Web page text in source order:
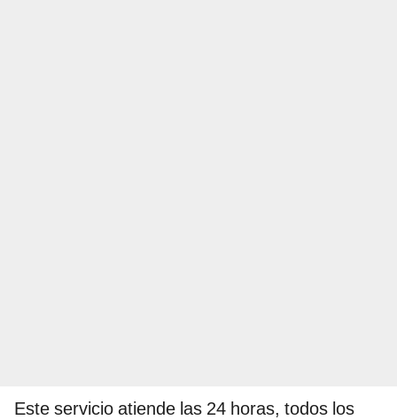
Este servicio atiende las 24 horas, todos los